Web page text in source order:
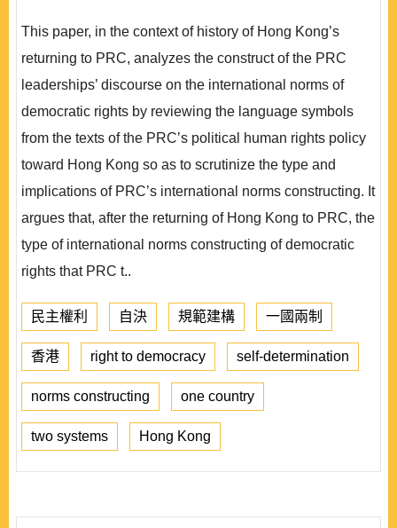
This paper, in the context of history of Hong Kong’s
returning to PRC, analyzes the construct of the PRC
leaderships’ discourse on the international norms of
democratic rights by reviewing the language symbols
from the texts of the PRC’s political human rights policy
toward Hong Kong so as to scrutinize the type and
implications of PRC’s international norms constructing. It
argues that, after the returning of Hong Kong to PRC, the
type of international norms constructing of democratic
rights that PRC t..
民主權利 自決 規範建構 一國兩制
香港 right to democracy self-determination
norms constructing one country
two systems Hong Kong